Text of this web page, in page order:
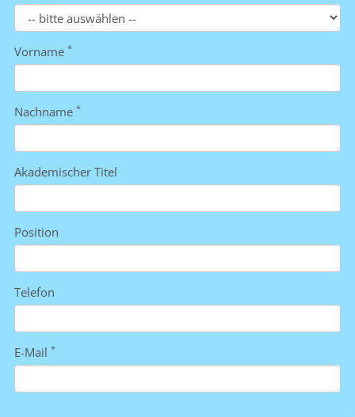
Vorname *
Nachname *
Akademischer Titel
Position
Telefon
E-Mail *